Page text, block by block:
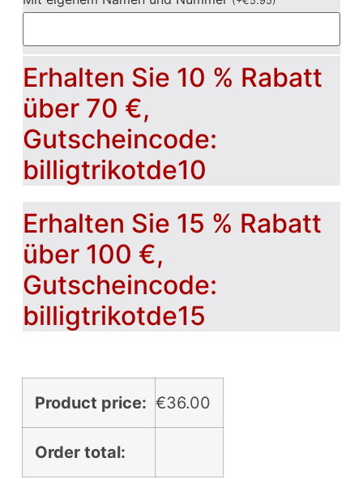
Erhalten Sie 10 % Rabatt
über 70 €,
Gutscheincode:
billigtrikotde10
Erhalten Sie 15 % Rabatt
über 100 €,
Gutscheincode:
billigtrikotde15
Product price: €36.00
Order total: